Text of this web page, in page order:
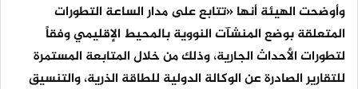
وأوضحت الهيئة أنها «تتابع على مدار الساعة التطورات
المتعلقة بوضع المنشآت النووية بالمحيط الإقليمي وفقاً
لتطورات الأحداث الجارية، وذلك من خلال المتابعة المستمرة
للتقارير الصادرة عن الوكالة الدولية للطاقة الذرية، والتنسيق